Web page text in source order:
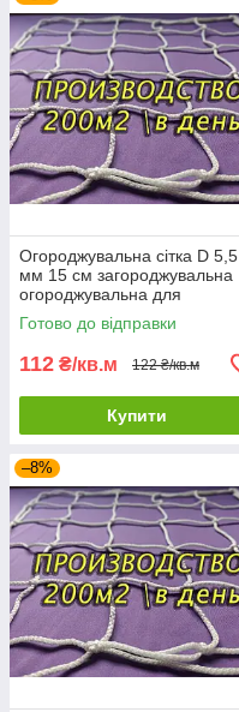
Огороджувальна сітка D 5,5
мм 15 см загороджувальна
огороджувальна для
стадіонів спортзалів
Готово до відправки
112 ₴/кв.м 122 ₴/кв.м
Купити
–8%